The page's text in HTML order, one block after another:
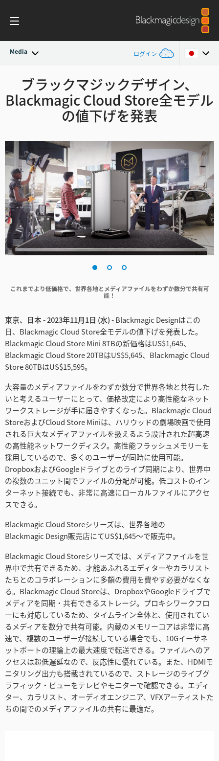
Media ログイン
最新ニュース
ニュースアーカイブ
Argentina
Australia
Brazil
Canada
China
Denmark
Finland
France
India
Italy
Japan
Korea
Mexico
Malaysia
Netherlands
New Zealand
Norway
Portugal
Singapore
South Africa
Spain
Sweden
Chinese Taipei
Turkey
UAE
Ukraine
ブラックマジックデザイン、
Blackmagic Cloud Store全モデル
の値下げを発表
これまでより低価格で、世界各地とメディアファイルをわずか数分で共有可
能！
東京、日本 - 2023年11月1日 (水) -Blackmagic Designはこの
日、Blackmagic Cloud Store全モデルの値下げを発表した。
Blackmagic Cloud Store Mini 8TBの新価格はUS$1,645、
Blackmagic Cloud Store 20TBはUS$5,645、Blackmagic Cloud
Store 80TBはUS$15,595。
大容量のメディアファイルをわずか数分で世界各地と共有した
いと考えるユーザーにとって、価格改定により高性能なネット
ワークストレージが手に届きやすくなった。Blackmagic Cloud
StoreおよびCloud Store Miniは、ハリウッドの劇場映画で使用
される巨大なメディアファイルを扱えるよう設計された超高速
の高性能ネットワークディスク。高性能フラッシュメモリーを
採用しているので、多くのユーザーが同時に使用可能。
DropboxおよびGoogleドライブとのライブ同期により、世界中
の複数のユニット間でファイルの分配が可能。低コストのイン
ターネット接続でも、非常に高速にローカルファイルにアクセ
スできる。
Blackmagic Cloud Storeシリーズは、世界各地の
Blackmagic Design販売店にてUS$1,645〜で販売中。
Blackmagic Cloud Storeシリーズでは、メディアファイルを世
界中で共有できるため、才能あふれるエディターやカラリスト
たちとのコラボレーションに多額の費用を費やす必要がなくな
る。Blackmagic Cloud Storeは、DropboxやGoogleドライブで
メディアを同期・共有できるストレージ。プロキシワークフロ
ーにも対応しているため、タイムライン全体と、使用されてい
るメディアを数分で共有可能。内蔵のメモリーコアは非常に高
速で、複数のユーザーが接続している場合でも、10Gイーサネ
ットポートの理論上の最大速度で転送できる。ファイルへのア
クセスは超低遅延なので、反応性に優れている。また、HDMIモ
ニタリング出力も搭載されているので、ストレージのライブグ
ラフィック・ビューをテレビやモニターで確認できる。エディ
ター、カラリスト、オーディオエンジニア、VFXアーティストた
ちの間でのメディアファイルの共有に最適だ。